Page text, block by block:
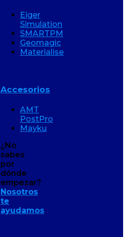
Eiger
Simulation
SMARTPM
Geomagic
Materialise
Accesorios
AMT
PostPro
Mayku
¿No
sabes
por
dónde
empezar?
Nosotros
te
ayudamos